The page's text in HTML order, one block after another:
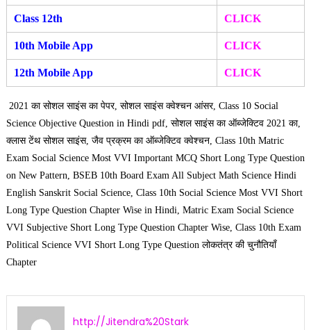
Class 12th CLICK
10th Mobile App CLICK
12th Mobile App CLICK
2021 का सोशल साइंस का पेपर, सोशल साइंस क्वेश्चन आंसर, Class 10 Social
Science Objective Question in Hindi pdf, सोशल साइंस का ऑब्जेक्टिव 2021 का,
क्लास टेंथ सोशल साइंस, जैव प्रक्रम का ऑब्जेक्टिव क्वेश्चन, Class 10th Matric
Exam Social Science Most VVI Important MCQ Short Long Type Question
on New Pattern, BSEB 10th Board Exam All Subject Math Science Hindi
English Sanskrit Social Science, Class 10th Social Science Most VVI Short
Long Type Question Chapter Wise in Hindi, Matric Exam Social Science
VVI Subjective Short Long Type Question Chapter Wise, Class 10th Exam
Political Science VVI Short Long Type Question लोकतंत्र की चुनौतियाँ
Chapter
http://Jitendra%20Stark